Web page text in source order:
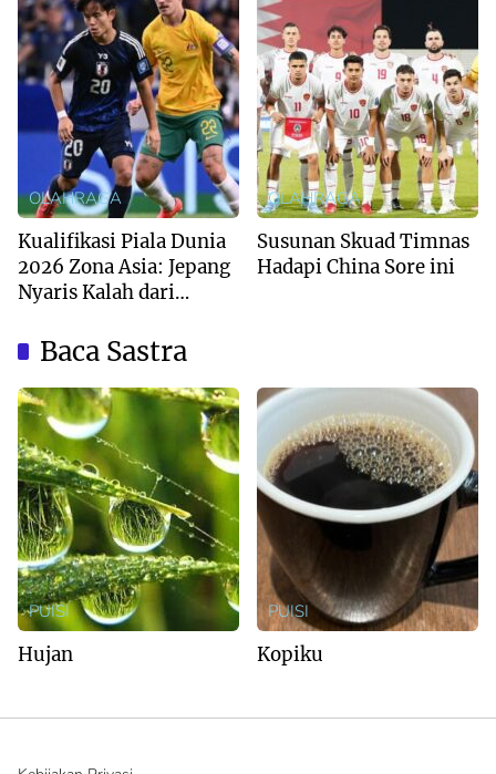
OLAHRAGA
Kualifikasi Piala Dunia
2026 Zona Asia: Jepang
Nyaris Kalah dari
OLAHRAGA
Susunan Skuad Timnas
Hadapi China Sore ini
Baca Sastra
PUISI
Hujan
PUISI
Kopiku